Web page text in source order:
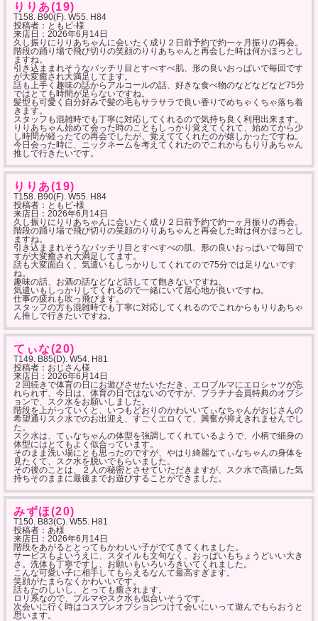
りりあ(19)
T158. B90(F). W55. H84
投稿者：ともピ-様
来店日： 2026年6月14日
久し振りにりりあちゃんに会いたく成り２日前予約で約一ヶ月振りの再会。
階段の踊り場で飛び切りの笑顔のりりあちゃんと再会した時は何かほっとし
ますね。
引き込ままれそうなパッチリ目とすべすべ肌、形の良いおっぱいで毎回です
が大変癒され大満足してます。
話も上手く趣味の話からアルコールの話、好きな食べ物のなどなどなど75分
ではとても時間が足らないですね。
髪型も可愛く自分好みで髪の毛もサラサラで良い香りでめちゃくちゃ落ち着
きます。
スタッフも混雑時でも丁寧に対応してくれるので気持ち良く利用出来ます。
りりあちゃん始めて会った時のこともしっかり覚えてくれて、始めてから少
し時間が経ったての再会でしたが、覚えててくれたのが嬉しかったですね。
今日会った時に、ニックネームを考えてくれたのでこれからもりりあちゃん
推しで行きたいです。
りりあ(19)
T158. B90(F). W55. H84
投稿者：ともピ-様
来店日： 2026年6月14日
久し振りにりりあちゃんに会いたく成り２日前予約で約一ヶ月振りの再会。
階段の踊り場で飛び切りの笑顔のりりあちゃんと再会した時は何かほっとし
ますね。
引き込ままれそうなパッチリ目とすべすべの肌、形の良いおっぱいで毎回で
すが大変癒され大満足してます。
話も大変面白く、気遣いもしっかりしてくれてので75分では足りないです
ね。
趣味の話、お酒の話などなど話してて飽きないですね。
気遣いもしっかりしてくれるので一緒にいて居心地が良いですね。
仕事の疲れも吹っ飛びます。
スタッフの方も混雑時でも丁寧に対応してくれるのでこれからもりりあちゃ
ん推しで行きたいですね。
てぃな(20)
T149. B85(D). W54. H81
投稿者：おじさん様
来店日： 2026年6月14日
２回続きで体育の日にお遊びさせたいただき、エロブルマにエロシャツが忘
れられず、今日は、体育の日ではないのですが、プラチナ会員特典のオプシ
ョンで、スク水をお願いしました。
階段を上がっていくと、いつもどおりのかわいいてぃなちゃんがおじさんの
希望通りスク水でのお出迎え、すごくエロくて、興奮が抑えきれませんでし
た。
スク水は、てぃなちゃんの体型を強調してくれているようで、小柄で細身の
体型にはとてもよく似合っています。
そのまま洗い場にとも思ったのですが、やはり綺麗なてぃなちゃんの身体を
見たくて、スク水を脱いでもらいました。
その後のことは、２人の秘密とさせていただきますが、スク水で高揚した気
持ちそのままに最後までお遊びすることができました。
みずほ(20)
T150. B83(C). W55. H81
投稿者：あ様
来店日： 2026年6月14日
階段をあがるととってもかわいい子がでてきてくれました。
サービスもよいうえに、スタイルも文句なく、おっぱいもちょうどいい大き
さ。洗体も丁寧ですし、お願いもいろいろきいてくれました。
こんな可愛い子に相手してもらえるなんて最高すぎます。
笑顔がたまらなくかわいいです。
話もたのしいし、とっても癒されます。
ロリ系なので、ブルマやスク水も似合いそうです。
次会いに行く時はコスプレオプションつけて会いにいって遊んでもらおうと
思います。